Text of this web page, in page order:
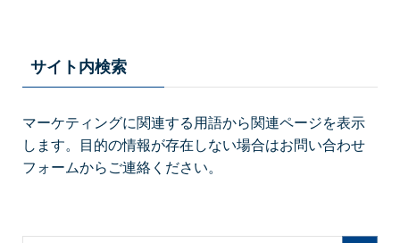
サイト内検索
マーケティングに関連する用語から関連ページを表示
します。目的の情報が存在しない場合はお問い合わせ
フォームからご連絡ください。